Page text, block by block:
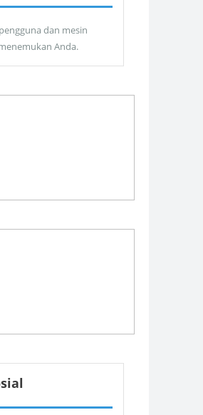
dan mesin
Anda.